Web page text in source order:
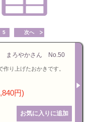
返し
5 次へ
まろやかさん No.50
り上げたおかきです。
円)